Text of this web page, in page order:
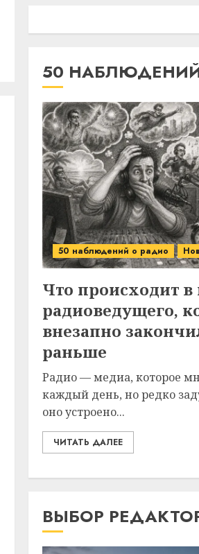
50
50 наблюдений о радио
Что происходит в
радиоведущего,
внезапно
раньше
Радио — медиа, которое
каждый день, но редко
оно устроено...
ЧИТАТЬ ДАЛЕЕ
ВЫБОР